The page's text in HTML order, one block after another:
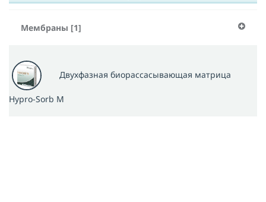
Мембраны [1]
Двухфазная биорассасывающая матрица
Hypro-Sorb M